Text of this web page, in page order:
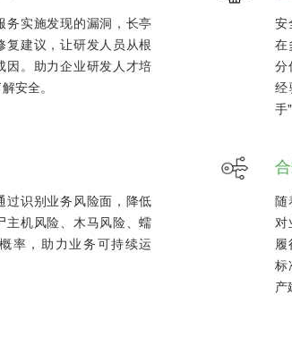
务实施发现的漏洞，长亭
复建议，让研发人员从根
因。助力企业研发人才培
安全。
过识别业务风险面，降低
主机风险、木马风险、蠕
率，助力业务可持续运
安
在
分
手
随
标
产